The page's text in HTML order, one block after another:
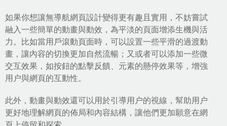
如果你想讓無導航網頁設計變得更有趣且實用，不妨嘗試
融入一些簡單的動畫與動效，為平淡的頁面增添生機與活
力。比如當用戶滾動頁面時，可以設置一些平滑的過渡動
畫，讓內容的切換更加自然流暢；又或者可以添加一些微
交互效果，如按鈕的點擊反饋、元素的懸停效果等，增強
用户與網頁的互動性。
此外，動畫與動效還可以用於引導用户的視線，幫助用户
更好地理解網頁的佈局和內容結構，讓他們更加願意在網